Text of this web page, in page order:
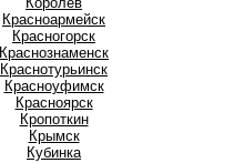
Красноармейск
Красногорск
Краснознаменск
Краснотурьинск
Красноуфимск
Красноярск
Кропоткин
Крымск
Кубинка